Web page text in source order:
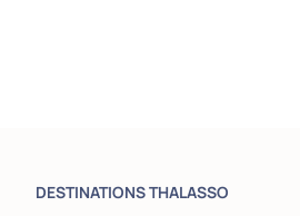
DESTINATIONS THALASSO